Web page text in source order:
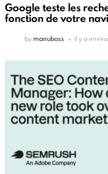
Google teste les
fonction de votre
by manuboss il y a